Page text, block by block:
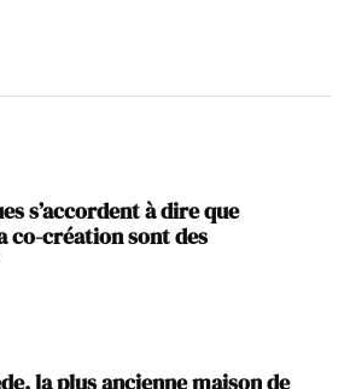
s’accordent à dire que
co-création sont des
la plus ancienne maison de